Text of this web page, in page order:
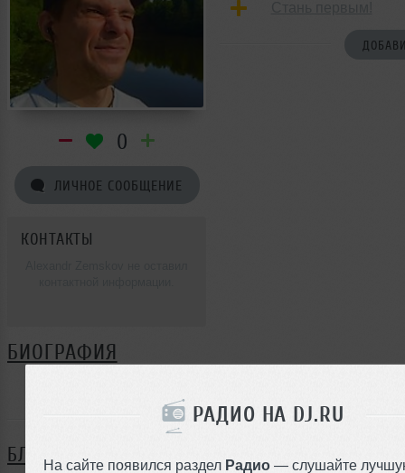
РАДИО НА DJ.RU
На сайте появился раздел Радио — слушайте
0
ЛИЧНОЕ СООБЩЕНИЕ
КОНТАКТЫ
БИОГРАФИЯ
БЛОГ